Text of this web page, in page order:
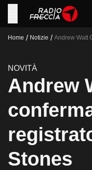
Home / Notizie / Andrew Watt
NOVITÀ
Andrew
Stones